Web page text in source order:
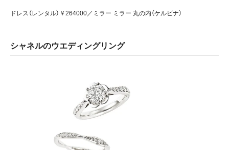
ドレス（レンタル）￥264000／ミラー ミラー 丸の内（ケルビナ）
シャネルのウエディングリング